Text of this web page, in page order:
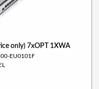
only) 7xOPT 1XWA
EU0101F